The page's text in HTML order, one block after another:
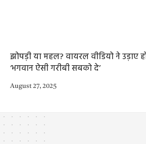
झोपड़ी या महल? वायरल वीडियो ने उड़ाए
‘भगवान ऐसी गरीबी सबको दे’
August 27, 2025